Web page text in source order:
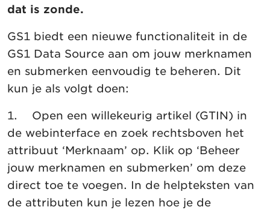
dat is zonde.
GS1 biedt een nieuwe functionaliteit in de
GS1 Data Source aan om jouw merknamen
en submerken eenvoudig te beheren. Dit
kun je als volgt doen:
1. Open een willekeurig artikel (GTIN) in
de webinterface en zoek rechtsboven het
attribuut ‘Merknaam’ op. Klik op ‘Beheer
jouw merknamen en submerken’ om deze
direct toe te voegen. In de helpteksten van
de attributen kun je lezen hoe je de